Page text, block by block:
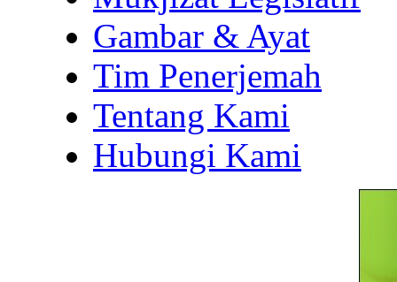
Gambar & Ayat
Tim Penerjemah
Tentang Kami
Hubungi Kami